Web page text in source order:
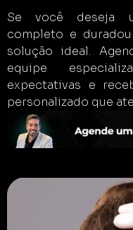
Se você deseja
completo e
solução ideal.
equipe
expectativas e
personalizado que